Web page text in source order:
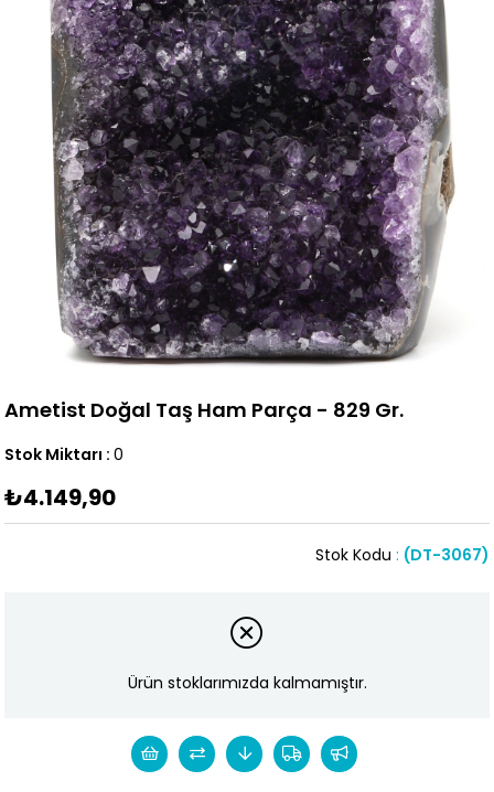
Ametist Doğal Taş Ham Parça - 829 Gr.
Stok Miktarı : 0
₺4.149,90
(DT-3067)
Stok Kodu
Ürün stoklarımızda kalmamıştır.